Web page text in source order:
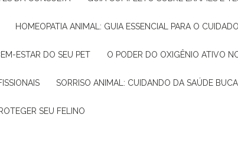
HOMEOPATIA ANIMAL: GUIA ESSENCIAL PARA O
ESTAR DO SEU PET O PODER DO OXIGÊNIO ATIVO
SORRISO ANIMAL: CUIDANDO DA SAÚDE
SEU FELINO